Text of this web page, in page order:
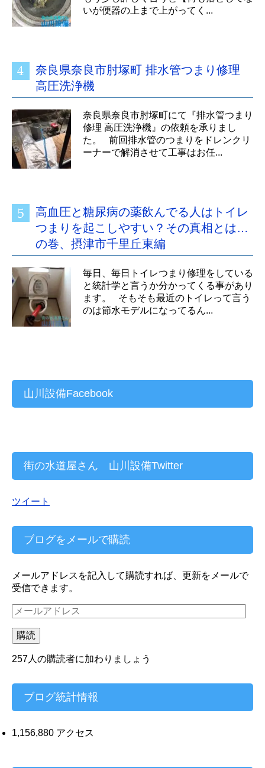
いが便器の上まで上がってく...
奈良県奈良市肘塚町 排水管つまり修理
高圧洗浄機
奈良県奈良市肘塚町にて『排水管つまり
修理 高圧洗浄機』の依頼を承りまし
た。 前回排水管のつまりをドレンクリ
ーナーで解消させて工事はお任...
高血圧と糖尿病の薬飲んでる人はトイレ
つまりを起こしやすい？その真相とは…
の巻、摂津市千里丘東編
毎日、毎日トイレつまり修理をしている
と統計学と言うか分かってくる事があり
ます。 そもそも最近のトイレって言う
のは節水モデルになってるん...
山川設備Facebook
街の水道屋さん 山川設備Twitter
ツイート
ブログをメールで購読
メールアドレスを記入して購読すれば、更新をメールで
受信できます。
メ
ー
ル
ア
ド
ス
購読
257人の購読者に加わりましょう
ブログ統計情報
1,156,880 アクセス